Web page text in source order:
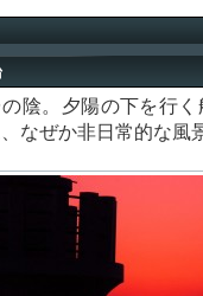
陰。夕陽の下を行く
なぜか非日常的な風